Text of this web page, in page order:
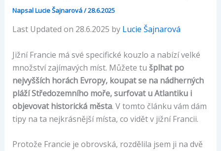
NapsalLucie Šajnarová/28.6.2025
Last Updated on 28.6.2025 by Lucie Šajnarová
Jižní Francie má své specifické kouzlo a nabízí velké
množství zajímavých míst. Můžete tu šplhat po
nejvyšších horách Evropy, koupat se na nádherných
pláží Středozemního moře, surfovat u Atlantiku i
objevovat historická města. V tomto článku vám dám
tipy na ta nejkrásnější místa, co vidět v jižní Francii.
Protože Francie je obrovská, rozdělila jsem ji na dvě